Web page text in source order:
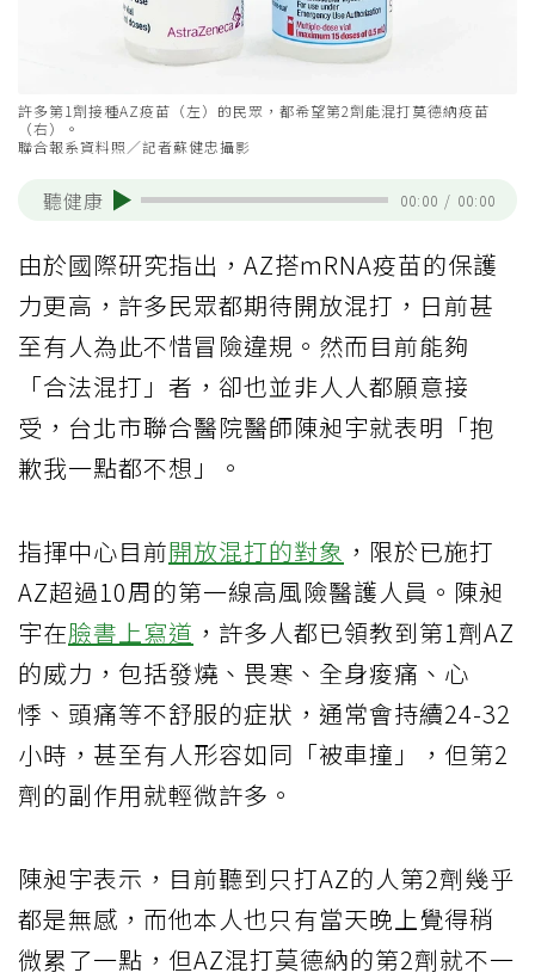
許多第1劑接種AZ疫苗（左）的民眾，都希望第2劑能混打莫德納疫苗
（右）。
聯合報系資料照／記者蘇健忠攝影
聽健康 00:00 / 00:00
由於國際研究指出，AZ搭mRNA疫苗的保護
力更高，許多民眾都期待開放混打，日前甚
至有人為此不惜冒險違規。然而目前能夠
「合法混打」者，卻也並非人人都願意接
受，台北市聯合醫院醫師陳昶宇就表明「抱
歉我一點都不想」。
指揮中心目前開放混打的對象 ，限於已施打
AZ超過10周的第一線高風險醫護人員。陳昶
宇在臉書上寫道 ，許多人都已領教到第1劑AZ
的威力，包括發燒、畏寒、全身痠痛、心
悸、頭痛等不舒服的症狀，通常會持續24-32
小時，甚至有人形容如同「被車撞」，但第2
劑的副作用就輕微許多。
陳昶宇表示，目前聽到只打AZ的人第2劑幾乎
都是無感，而他本人也只有當天晚上覺得稍
微累了一點，但AZ混打莫德納的第2劑就不一